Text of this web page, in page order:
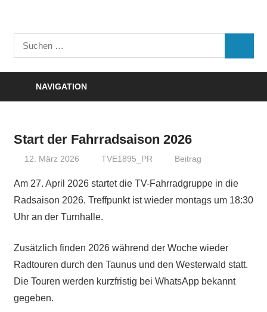
Turnverein
"Frisch
Suchen
nach:
NAVIGATION
Start der Fahrradsaison 2026
12. März 2026 TVE1895_PR Beitrag
Am 27. April 2026 startet die TV-Fahrradgruppe in die
Radsaison 2026. Treffpunkt ist wieder montags um 18:30
Uhr an der Turnhalle.
Zusätzlich finden 2026 während der Woche wieder
Radtouren durch den Taunus und den Westerwald statt.
Die Touren werden kurzfristig bei WhatsApp bekannt
gegeben.